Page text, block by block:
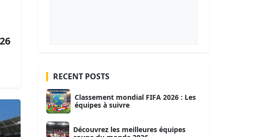
RECENT POSTS
Classement mondial FIFA 2026 : Les
équipes à suivre
Découvrez les meilleures équipes